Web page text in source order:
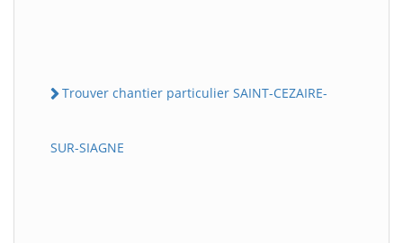
Trouver chantier particulier SAINT-CEZAIRE-
SUR-SIAGNE